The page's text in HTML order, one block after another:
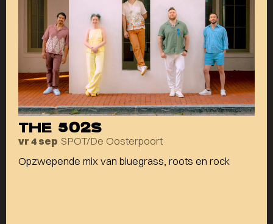
THE 502S
vr 4 sep SPOT/De Oosterpoort
Opzwepende mix van bluegrass, roots en rock